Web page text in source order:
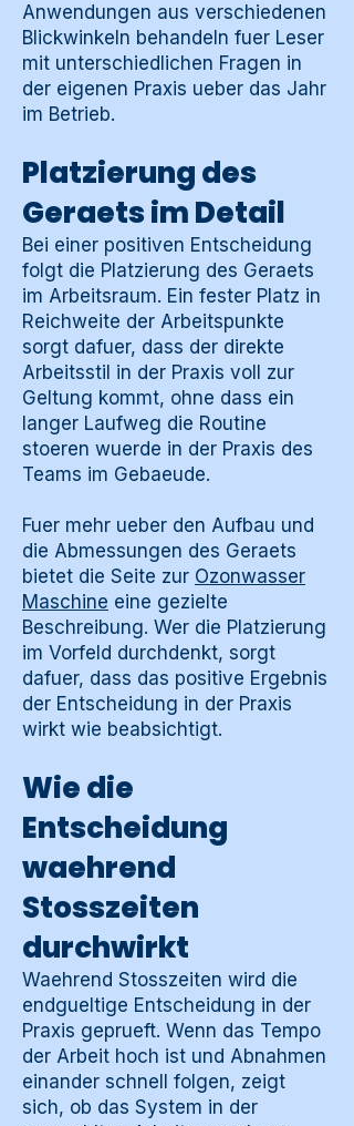
Anwendungen aus verschiedenen
Blickwinkeln behandeln fuer Leser
mit unterschiedlichen Fragen in
der eigenen Praxis ueber das Jahr
im Betrieb.
Platzierung des
Geraets im Detail
Bei einer positiven Entscheidung
folgt die Platzierung des Geraets
im Arbeitsraum. Ein fester Platz in
Reichweite der Arbeitspunkte
sorgt dafuer, dass der direkte
Arbeitsstil in der Praxis voll zur
Geltung kommt, ohne dass ein
langer Laufweg die Routine
stoeren wuerde in der Praxis des
Teams im Gebaeude.
Fuer mehr ueber den Aufbau und
die Abmessungen des Geraets
bietet die Seite zur Ozonwasser
Maschine eine gezielte
Beschreibung. Wer die Platzierung
im Vorfeld durchdenkt, sorgt
dafuer, dass das positive Ergebnis
der Entscheidung in der Praxis
wirkt wie beabsichtigt.
Wie die
Entscheidung
waehrend
Stosszeiten
durchwirkt
Waehrend Stosszeiten wird die
endgueltige Entscheidung in der
Praxis geprueft. Wenn das Tempo
der Arbeit hoch ist und Abnahmen
einander schnell folgen, zeigt
sich, ob das System in der